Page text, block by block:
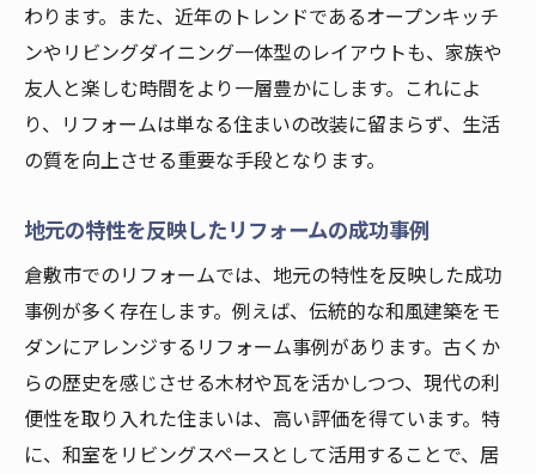
わります。また、近年のトレンドであるオープンキッチ
ンやリビングダイニング一体型のレイアウトも、家族や
友人と楽しむ時間をより一層豊かにします。これによ
り、リフォームは単なる住まいの改装に留まらず、生活
の質を向上させる重要な手段となります。
地元の特性を反映したリフォームの成功事例
倉敷市でのリフォームでは、地元の特性を反映した成功
事例が多く存在します。例えば、伝統的な和風建築をモ
ダンにアレンジするリフォーム事例があります。古くか
らの歴史を感じさせる木材や瓦を活かしつつ、現代の利
便性を取り入れた住まいは、高い評価を得ています。特
に、和室をリビングスペースとして活用することで、居